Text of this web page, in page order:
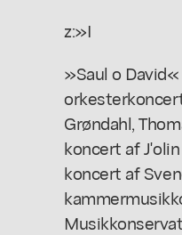
z:»I
»Saul o
Grøndahl,
koncert af
koncert af